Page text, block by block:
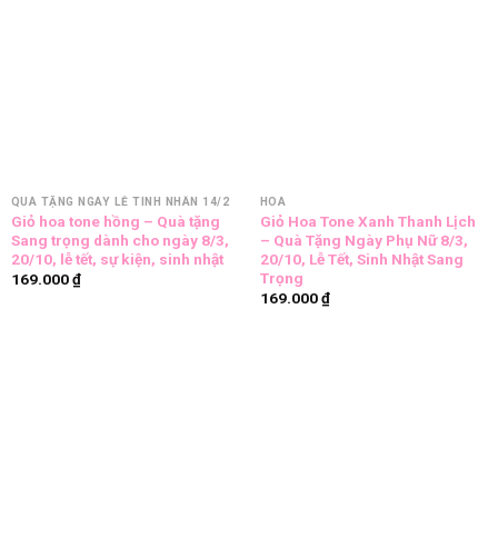
QUÀ TẶNG NGÀY LỄ TÌNH NHÂN 14/2
Giỏ hoa tone hồng – Quà tặng
Sang trọng dành cho ngày 8/3,
20/10, lễ tết, sự kiện, sinh nhật
169.000₫
HOA
Giỏ Hoa Tone Xanh Thanh Lịch
– Quà Tặng Ngày Phụ Nữ 8/3,
20/10, Lễ Tết, Sinh Nhật Sang
Trọng
169.000₫